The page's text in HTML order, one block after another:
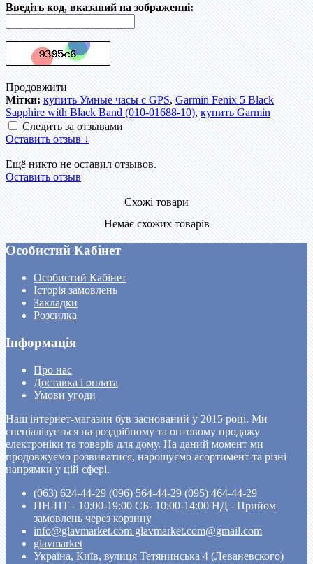
Введіть код, вказаний на зображенні:
Продовжити
Мітки: купить Умные часы с GPS,Garmin Fenix 5 Black
Sapphire with Black Band (010-01688-10),купить Garmin
Следить за отзывами
Оставить отзыв ↓
Ещё никто не оставил отзывов.
Оставить отзыв
Схожі товари
Немає схожих товарів
Особистий Кабінет
Особистий Кабінет
Історія замовлень
Закладки
Розсилка
Інформація
Про нас
Доставка і оплата
Умови угоди
Наш інтернет-магазин був заснований у 2015 році. Ми
спеціалізується на роздрібному та оптовому продажу
електроніки та товарів для дому. На даний момент ми
продовжуємо розвиватися, нарощуємо асортимент та різні
напрямки у цій сфері.
(063) 624-44-29 (096) 564-44-29 (095) 464-44-29
ПН-ПТ - 10:00-19:00 CБ- 10:00-14:00 НД - Прийом
замовлень через корзину
info@glavmarket.com glavmarket.com@gmail.com
glavmarket
Україна, Київ, вулиця Тетянинська 4 (Леваневского)